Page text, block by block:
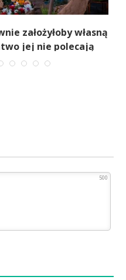
założyłoby własną
jej nie polecają
500